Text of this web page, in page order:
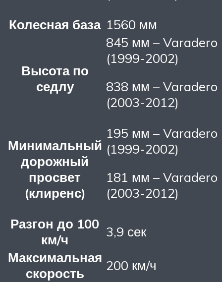
Колесная база 1560 мм
Высота по
седлу
845 мм – Varadero
(1999-2002)
838 мм – Varadero
(2003-2012)
Минимальный
дорожный
просвет
(клиренс)
195 мм – Varadero
(1999-2002)
181 мм – Varadero
(2003-2012)
Разгон до 100
км/ч
3,9 сек
Максимальная
скорость
200 км/ч